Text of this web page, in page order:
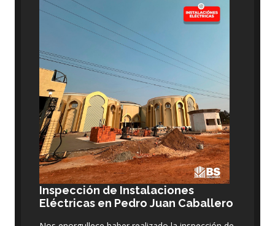
Inspección de Instalaciones
Eléctricas en Pedro Juan Caballero